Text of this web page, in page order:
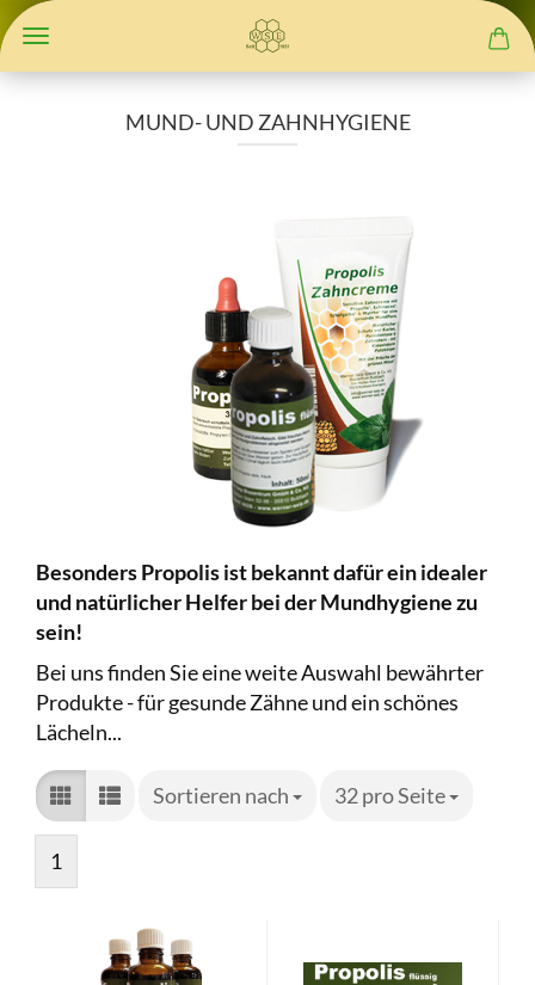
MUND- UND ZAHNHYGIENE
Besonders Propolis ist bekannt dafür ein idealer
und natürlicher Helfer bei der Mundhygiene zu
sein!
Bei uns finden Sie eine weite Auswahl bewährter
Produkte - für gesunde Zähne und ein schönes
Lächeln...
Sortieren nach
Sortieren nach 32 pro Seite
pro Seite
1